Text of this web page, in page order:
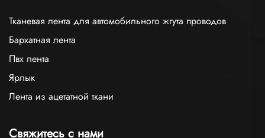
Тканевая лента для автомобильного жгута проводов
Бархатная лента
Пвх лента
Ярлык
Лента из ацетатной ткани
Свяжитесь с нами